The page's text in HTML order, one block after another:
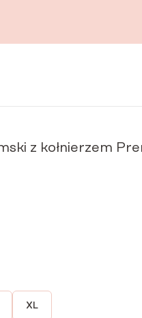
z kołnierzem
XL